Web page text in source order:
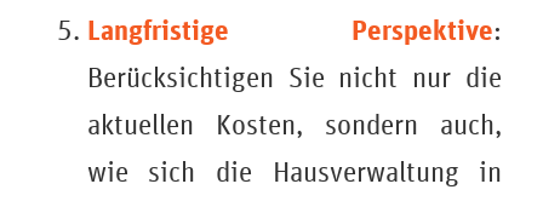
Langfristige Perspektive:
Berücksichtigen Sie nicht nur die
aktuellen Kosten, sondern auch,
wie sich die Hausverwaltung in